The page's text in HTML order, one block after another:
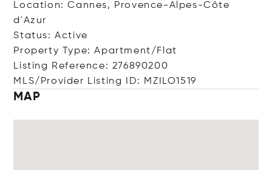
Location: Cannes, Provence-Alpes-Côte
d'Azur
Status: Active
Property Type: Apartment/Flat
Listing Reference: 276890200
MLS/Provider Listing ID: MZILO1519
MAP